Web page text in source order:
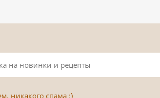
никакого спама :)